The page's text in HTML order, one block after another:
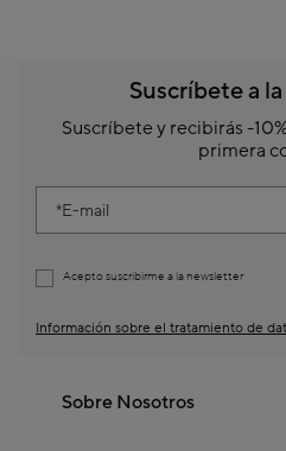
Suscríbete a
Suscríbete y recibirás -
primera
E-mail
Acepto suscribirme a la newsletter
Información sobre el tratamiento de
Sobre Nosotros